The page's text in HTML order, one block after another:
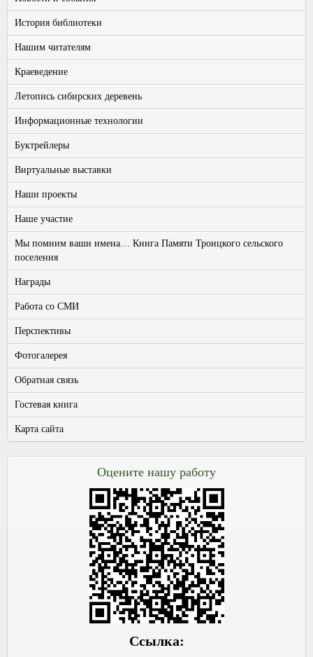
История библиотеки
Нашим читателям
Краеведение
Летопись сибирских деревень
Информационные технологии
Буктрейлеры
Виртуальные выставки
Наши проекты
Наше участие
Мы помним ваши имена… Книга Памяти Троицкого сельского
поселения
Награды
Работа со СМИ
Перспективы
Фотогалерея
Обратная связь
Гостевая книга
Карта сайта
Оцените нашу работу
Ссылка: